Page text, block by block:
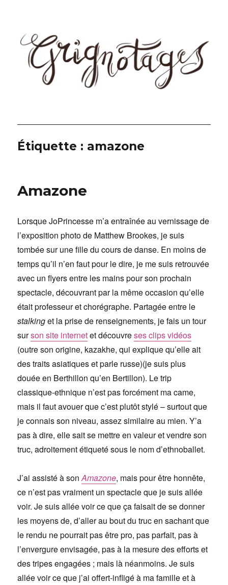
Étiquette : amazone
Amazone
Lorsque JoPrincesse m’a entraînée au vernissage de
l’exposition photo de Matthew Brookes, je suis
tombée sur une fille du cours de danse. En moins de
temps qu’il n’en faut pour le dire, je me suis retrouvée
avec un flyers entre les mains pour son prochain
spectacle, découvrant par la même occasion qu’elle
était professeur et chorégraphe. Partagée entre le
stalkinget la prise de renseignements, je fais un tour
surson site internetet découvreses clips vidéos
(outre son origine, kazakhe, qui explique qu’elle ait
des traits asiatiques et parle russe)(je suis plus
douée en Berthillon qu’en Bertillon). Le trip
classique-ethnique n’est pas forcément ma came,
mais il faut avouer que c’est plutôt stylé – surtout que
je connais son niveau, assez similaire au mien. Y’a
pas à dire, elle sait se mettre en valeur et vendre son
truc, adroitement étiqueté sous le nom d’ethnoballet.
J’ai assisté à sonAmazone, mais pour être honnête,
ce n’est pas vraiment un spectacle que je suis allée
voir. Je suis allée voir ce que ça faisait de se donner
les moyens de, d’aller au bout du truc en sachant que
le rendu ne pourrait pas être pro, pas parfait, pas à
l’envergure envisagée, pas à la mesure des efforts et
des tripes engagées ; mais là néanmoins. Je suis
allée voir ce que j’ai offert-infligé à ma famille et à